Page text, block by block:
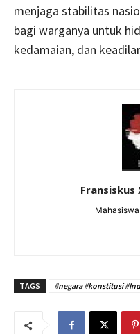
menjaga stabilitas
bagi warganya untuk
kedamaian, dan
Fransiskus
TAGS #negara #konstitusi